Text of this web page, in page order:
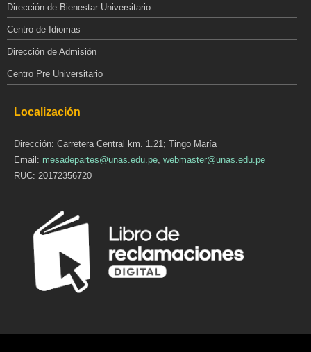
Dirección de Bienestar Universitario
Centro de Idiomas
Dirección de Admisión
Centro Pre Universitario
Localización
Dirección: Carretera Central km. 1.21; Tingo María
Email: mesadepartes@unas.edu.pe, webmaster@unas.edu.pe
RUC: 20172356720